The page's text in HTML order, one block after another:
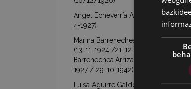
Ángel Echeverría Aranzábal (16-
4-1927)
Marina Barrenechea Arrizabalaga
(13-11-1924 /21-12-1953)- Jesús
Barrenechea Arrizabalaga (26-1-
1927 / 29-10-1942)
Luisa Aguirre Galdona (7-9-1927)